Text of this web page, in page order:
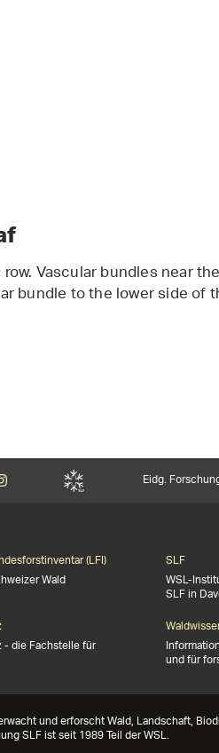
Vascular bundles near
bundle to the lower side of
Eidg.
(LFI)
Wald
SLF
WSL-
SLF in
die Fachstelle für
und für
und erforscht Wald, Landschaft,
SLF ist seit 1989 Teil der WSL.